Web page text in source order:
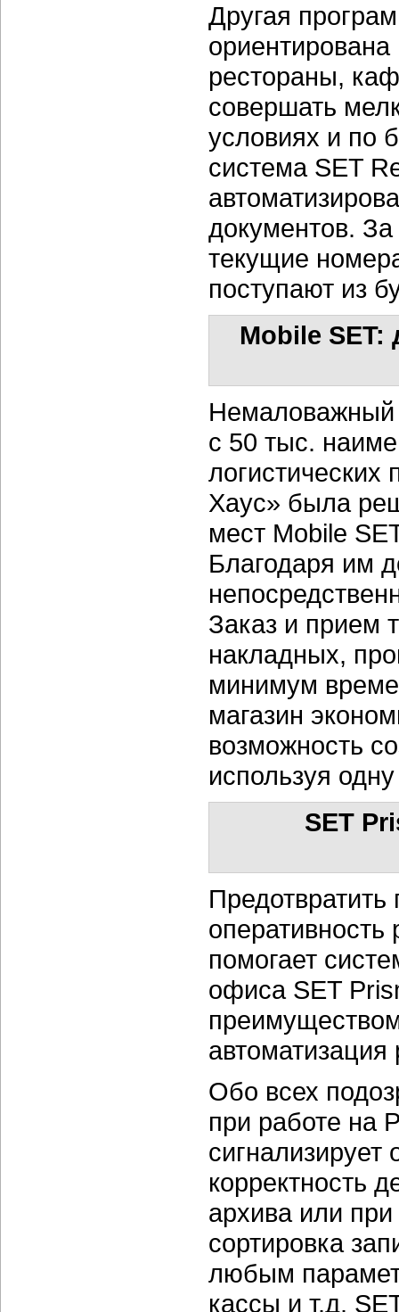
Другая
рестораны,
совершать
условиях и по
система SET
документов. За
текущие
поступают из
Mobile SET:
Немаловажный
с 50 тыс.
логистических
Хаус» была
мест Mobile
Благодаря им
Заказ и прием
накладных,
минимум
магазин
возможность
используя
SET
Предотвратить
помогает
офиса SET
Обо всех
при работе на
сигнализирует
корректность
архива или
сортировка
любым
кассы и т.д.